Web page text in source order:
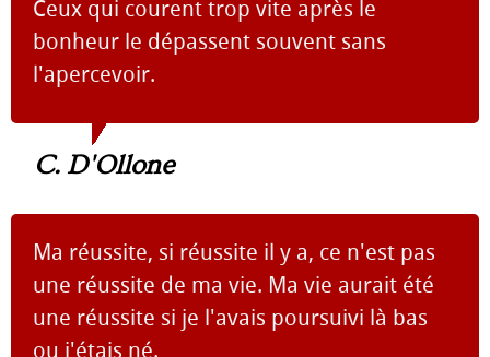
Ceux qui courent trop vite après le
bonheur le dépassent souvent sans
l'apercevoir.
C. D'Ollone
Ma réussite, si réussite il y a, ce n'est pas
une réussite de ma vie. Ma vie aurait été
une réussite si je l'avais poursuivi là bas
ou j'étais né.